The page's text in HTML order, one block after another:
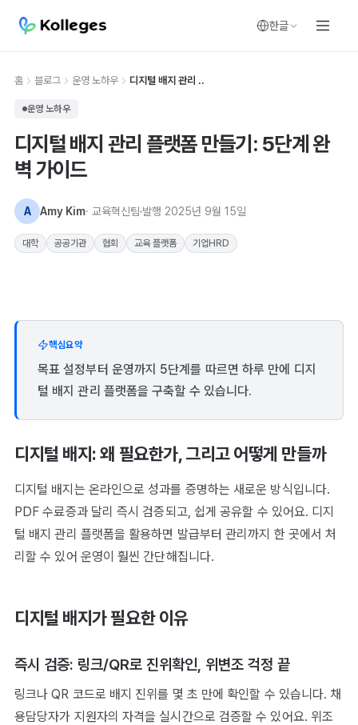
한글
홈 블로그 운영 노하우 디지털 배지 관리 ..
운영 노하우
디지털 배지 관리 플랫폼 만들기: 5단계 완
벽 가이드
A Amy Kim· 교육혁신팀 발행 2025년 9월 15일
대학 공공기관 협회 교육 플랫폼 기업HRD
핵심요약
목표 설정부터 운영까지 5단계를 따르면 하루 만에 디지
털 배지 관리 플랫폼을 구축할 수 있습니다.
디지털 배지: 왜 필요한가, 그리고 어떻게 만들까
디지털 배지는 온라인으로 성과를 증명하는 새로운 방식입니다.
PDF 수료증과 달리 즉시 검증되고, 쉽게 공유할 수 있어요. 디지
털 배지 관리 플랫폼을 활용하면 발급부터 관리까지 한 곳에서 처
리할 수 있어 운영이 훨씬 간단해집니다.
디지털 배지가 필요한 이유
즉시 검증: 링크/QR로 진위확인, 위변조 걱정 끝
링크나 QR 코드로 배지 진위를 몇 초 만에 확인할 수 있습니다. 채
용담당자가 지원자의 자격을 실시간으로 검증할 수 있어요. 위조